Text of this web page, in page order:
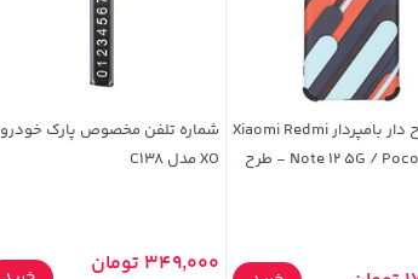
قاب طرح دار بامپردار Xiaomi Redmi
Note 12 5G / Poco X5 5G - طرح
شماره تلفن مخصوص پارک خودرو
XO مدل C138
349,000 تومان